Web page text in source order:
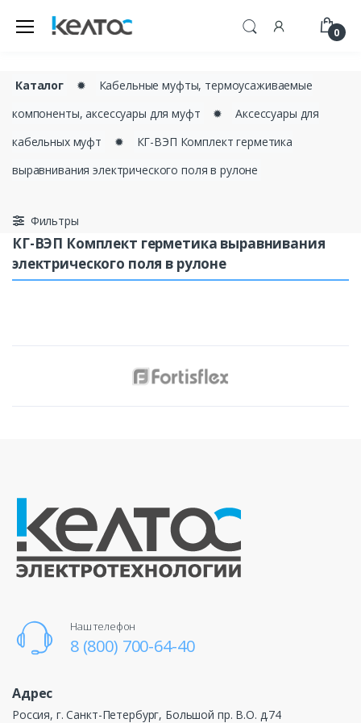
0
Каталог ✹
Кабельные муфты, термоусаживаемые
компоненты, аксессуары для муфт
✹
Аксессуары для
кабельных муфт
✹
КГ-ВЭП Комплект герметика
выравнивания электрического поля в рулоне
Фильтры
КГ-ВЭП Комплект герметика выравнивания
электрического поля в рулоне
Наш телефон
8 (800) 700-64-40
Адрес
Россия, г. Санкт-Петербург, Большой пр. В.О. д.74